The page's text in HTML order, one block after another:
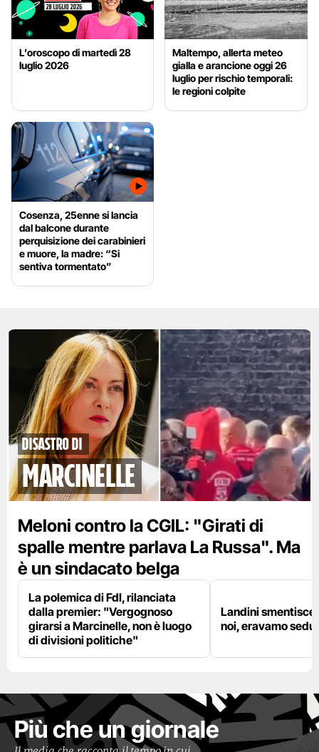
L’oroscopo di martedì 28
luglio 2026
Maltempo, allerta meteo
gialla e arancione oggi 26
luglio per rischio temporali:
le regioni colpite
Cosenza, 25enne si lancia
dal balcone durante
perquisizione dei carabinieri
e muore, la madre: “Si
sentiva tormentato”
disastro di
marcinelle
Meloni contro la CGIL: "Girati di
spalle mentre parlava La Russa". Ma
è un sindacato belga
La polemica di FdI, rilanciata
dalla premier: "Vergognoso
girarsi a Marcinelle, non è luogo
di divisioni politiche"
Landini
noi, eravamo
Più che un giornale